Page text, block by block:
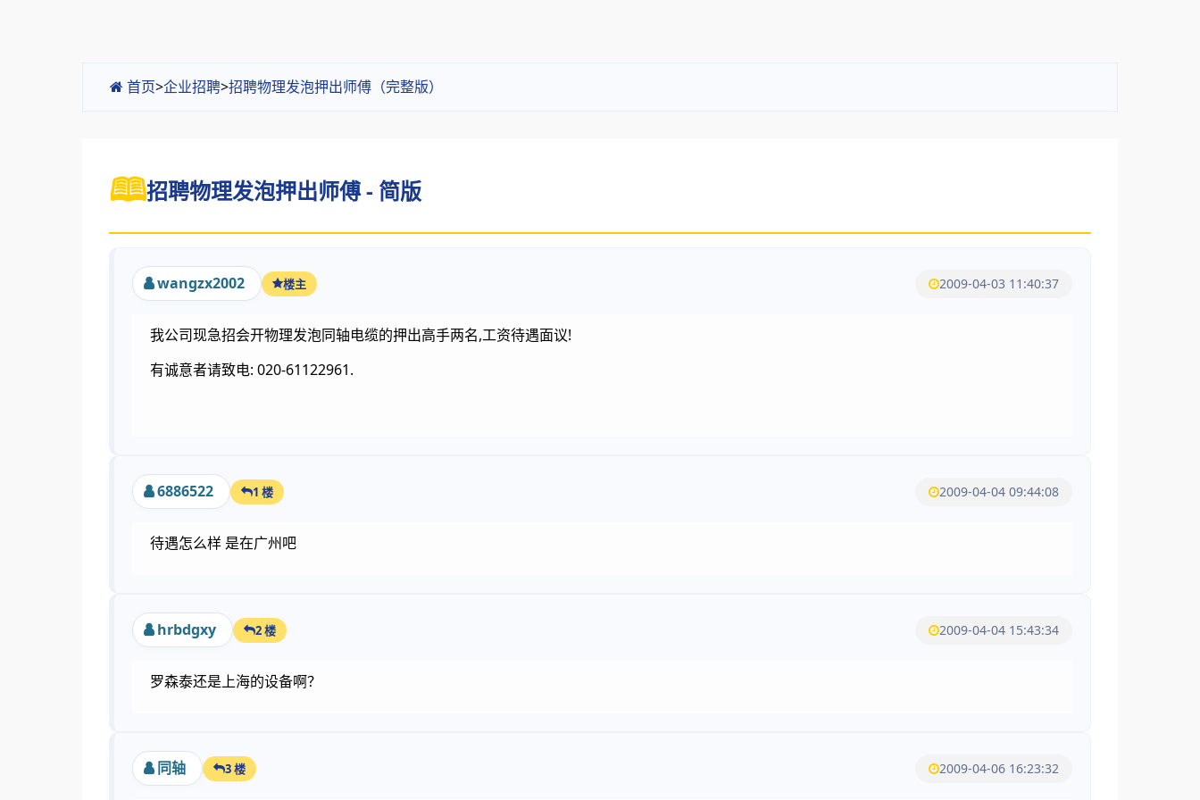
首页>企业招聘>招聘物理发泡押出师傅（完整版）
招聘物理发泡押出师傅 - 简版
wangzx2002 楼主 2009-04-03 11:40:37
我公司现急招会开物理发泡同轴电缆的押出高手两名,工资待遇面议!
有诚意者请致电: 020-61122961.
6886522 1 楼 2009-04-04 09:44:08
待遇怎么样 是在广州吧
hrbdgxy 2 楼 2009-04-04 15:43:34
罗森泰还是上海的设备啊？
同轴 3 楼 2009-04-06 16:23:32